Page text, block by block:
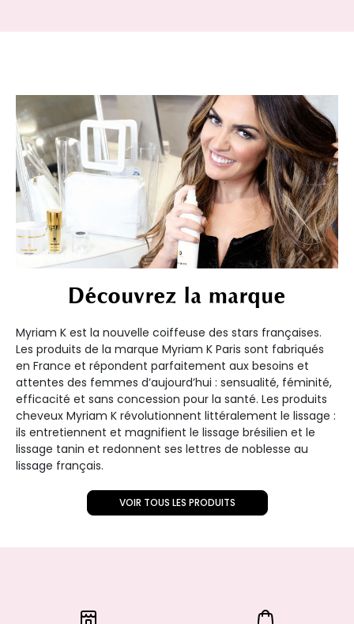
Découvrez la marque
Myriam K est la nouvelle coiffeuse des stars françaises.
Les produits de la marque Myriam K Paris sont fabriqués
en France et répondent parfaitement aux besoins et
attentes des femmes d’aujourd’hui : sensualité, féminité,
efficacité et sans concession pour la santé. Les produits
cheveux Myriam K révolutionnent littéralement le lissage :
ils entretiennent et magnifient le lissage brésilien et le
lissage tanin et redonnent ses lettres de noblesse au
lissage français.
VOIR TOUS LES PRODUITS